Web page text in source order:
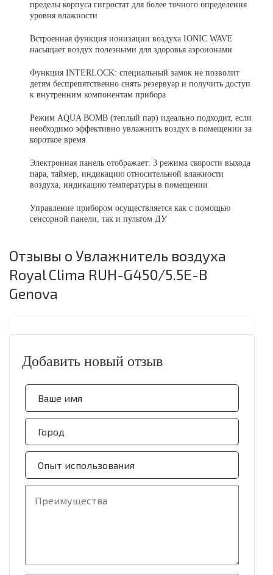
пределы корпуса гигростат для более точного определения
уровня влажности
Встроенная функция ионизации воздуха IONIC WAVE
насыщает воздух полезными для здоровья аэроионами
Функция INTERLOCK: специальный замок не позволит
детям беспрепятственно снять резервуар и получить доступ
к внутренним компонентам прибора
Режим AQUA BOMB (теплый пар) идеально подходит, если
необходимо эффективно увлажнить воздух в помещении за
короткое время
Электронная панель отображает: 3 режима скорости выхода
пара, таймер, индикацию относительной влажности
воздуха, индикацию температуры в помещении
Управление прибором осуществляется как с помощью
сенсорной панели, так и пультом ДУ
Отзывы о Увлажнитель воздуха
Royal Clima RUH-G450/5.5E-B
Genova
Добавить новый отзыв